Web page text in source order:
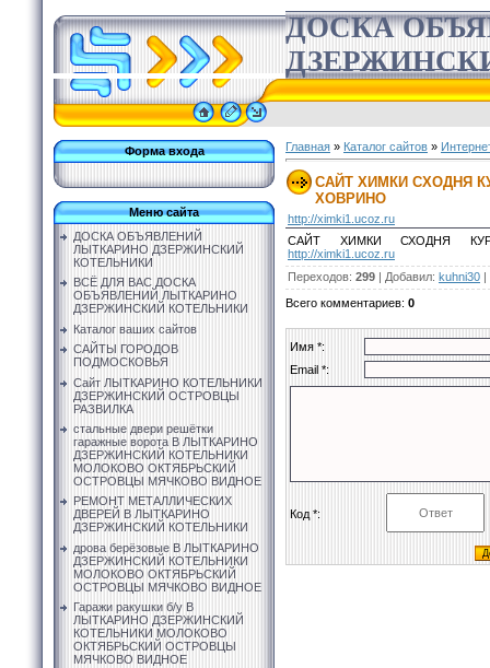
ДОСКА
Форма входа
Меню сайта
ДОСКА ОБЪЯВЛЕНИЙ
ЛЫТКАРИНО ДЗЕРЖИНСКИЙ
КОТЕЛЬНИКИ
ВСЁ ДЛЯ ВАС ДОСКА
ОБЪЯВЛЕНИЙ ЛЫТКАРИНО
ДЗЕРЖИНСКИЙ КОТЕЛЬНИКИ
Каталог ваших сайтов
САЙТЫ ГОРОДОВ
ПОДМОСКОВЬЯ
Сайт ЛЫТКАРИНО КОТЕЛЬНИКИ
ДЗЕРЖИНСКИЙ ОСТРОВЦЫ
РАЗВИЛКА
стальные двери решётки
гаражные ворота В ЛЫТКАРИНО
ДЗЕРЖИНСКИЙ КОТЕЛЬНИКИ
МОЛОКОВО ОКТЯБРЬСКИЙ
ОСТРОВЦЫ МЯЧКОВО ВИДНОЕ
РЕМОНТ МЕТАЛЛИЧЕСКИХ
ДВЕРЕЙ В ЛЫТКАРИНО
ДЗЕРЖИНСКИЙ КОТЕЛЬНИКИ
дрова берёзовые В ЛЫТКАРИНО
ДЗЕРЖИНСКИЙ КОТЕЛЬНИКИ
МОЛОКОВО ОКТЯБРЬСКИЙ
ОСТРОВЦЫ МЯЧКОВО ВИДНОЕ
Гаражи ракушки б/у В
ЛЫТКАРИНО ДЗЕРЖИНСКИЙ
КОТЕЛЬНИКИ МОЛОКОВО
ОКТЯБРЬСКИЙ ОСТРОВЦЫ
МЯЧКОВО ВИДНОЕ
Главная » Каталог сайтов »
САЙТ ХИМКИ СХОДНЯ
ХОВРИНО
http://ximki1.ucoz.ru
САЙТ ХИМКИ СХОДНЯ
http://ximki1.ucoz.ru
Переходов: 299 | Добавил: kuhni30 |
Всего комментариев: 0
Имя *:
Email *:
Код *: